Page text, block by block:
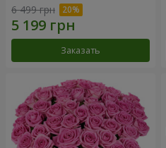
6 499 грн
Заказать